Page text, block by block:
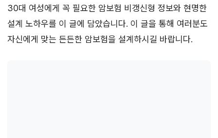
30대 여성에게 꼭 필요한 암보험 비갱신형 정보와 현명한
설계 노하우를 이 글에 담았습니다. 이 글을 통해 여러분도
자신에게 맞는 든든한 암보험을 설계하시길 바랍니다.